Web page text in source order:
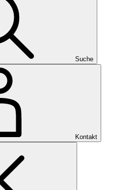
Suche
Kontakt